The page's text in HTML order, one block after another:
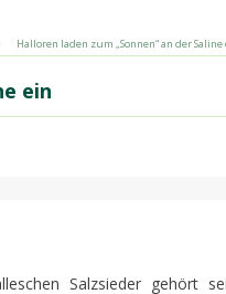
& UMGEBUNG
& UMGEBUNG
& UMGEBUNG
Halloren laden zum „Sonnen“ an der Saline
ein
Salzsieder gehört